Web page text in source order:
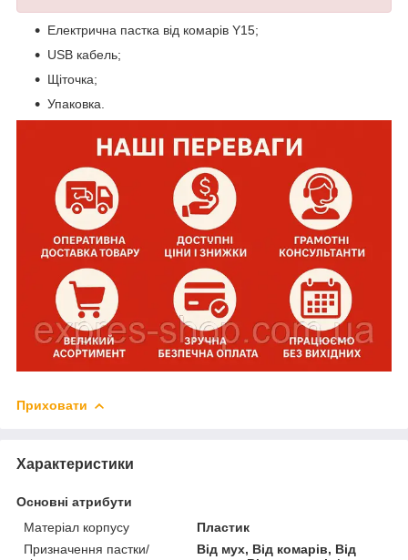
Електрична пастка від комарів Y15;
USB кабель;
Щіточка;
Упаковка.
Приховати
Характеристики
Основні атрибути
Матеріал корпусу
Пластик
Призначення пастки/
Від мух, Від комарів, Від